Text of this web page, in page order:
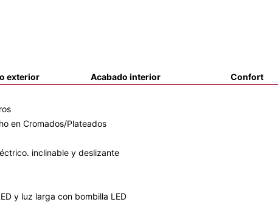
en Cromados/Plateados
inclinable y deslizante
exterior
y luz larga con bombilla LED
Acabado interior Confort